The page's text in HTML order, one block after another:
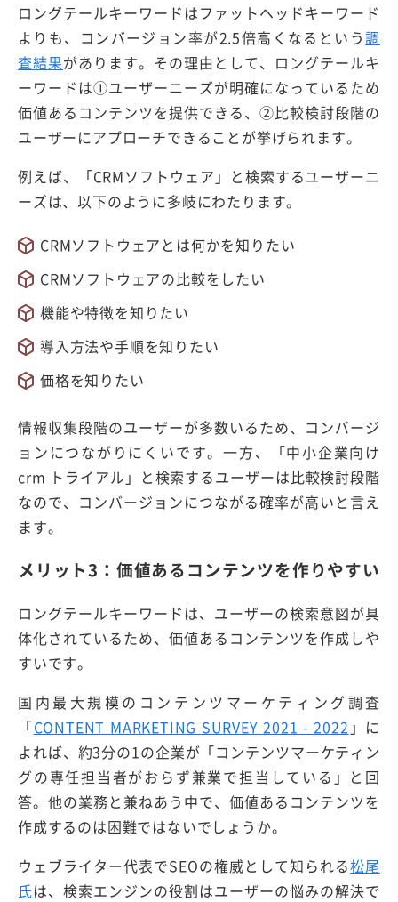
ロングテールキーワードはファットヘッドキーワード
よりも、コンバージョン率が2.5倍高くなるという調
査結果があります。その理由として、ロングテールキ
ーワードは①ユーザーニーズが明確になっているため
価値あるコンテンツを提供できる、②比較検討段階の
ユーザーにアプローチできることが挙げられます。
例えば、「CRMソフトウェア」と検索するユーザーニ
ーズは、以下のように多岐にわたります。
CRMソフトウェアとは何かを知りたい
CRMソフトウェアの比較をしたい
機能や特徴を知りたい
導入方法や手順を知りたい
価格を知りたい
情報収集段階のユーザーが多数いるため、コンバージ
ョンにつながりにくいです。一方、「中小企業向け
crm トライアル」と検索するユーザーは比較検討段階
なので、コンバージョンにつながる確率が高いと言え
ます。
メリット3：価値あるコンテンツを作りやすい
ロングテールキーワードは、ユーザーの検索意図が具
体化されているため、価値あるコンテンツを作成しや
すいです。
国内最大規模のコンテンツマーケティング調査
「CONTENT MARKETING SURVEY 2021 - 2022 」に
よれば、約3分の1の企業が「コンテンツマーケティン
グの専任担当者がおらず兼業で担当している」と回
答。他の業務と兼ねあう中で、価値あるコンテンツを
作成するのは困難ではないでしょうか。
ウェブライター代表でSEOの権威として知られる松尾
氏は、検索エンジンの役割はユーザーの悩みの解決で